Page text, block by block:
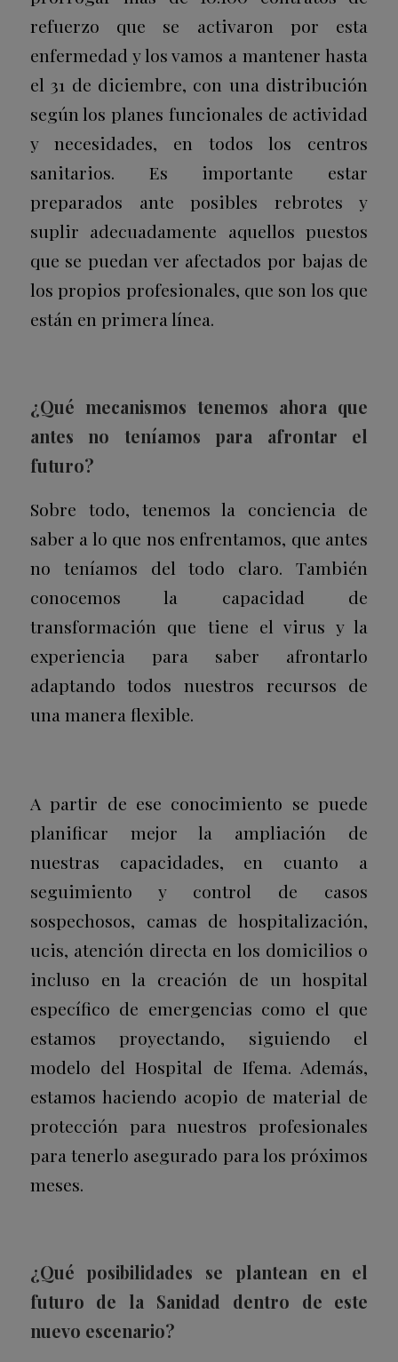
refuerzo que se activaron por esta
enfermedad y los vamos a mantener hasta
el 31 de diciembre, con una distribución
según los planes funcionales de actividad
y necesidades, en todos los centros
sanitarios. Es importante estar
preparados ante posibles rebrotes y
suplir adecuadamente aquellos puestos
que se puedan ver afectados por bajas de
los propios profesionales, que son los que
están en primera línea.
¿Qué mecanismos tenemos ahora que
antes no teníamos para afrontar el
futuro?
Sobre todo, tenemos la conciencia de
saber a lo que nos enfrentamos, que antes
no teníamos del todo claro. También
conocemos la capacidad de
transformación que tiene el virus y la
experiencia para saber afrontarlo
adaptando todos nuestros recursos de
una manera flexible.
A partir de ese conocimiento se puede
planificar mejor la ampliación de
nuestras capacidades, en cuanto a
seguimiento y control de casos
sospechosos, camas de hospitalización,
ucis, atención directa en los domicilios o
incluso en la creación de un hospital
específico de emergencias como el que
estamos proyectando, siguiendo el
modelo del Hospital de Ifema. Además,
estamos haciendo acopio de material de
protección para nuestros profesionales
para tenerlo asegurado para los próximos
meses.
¿Qué posibilidades se plantean en el
futuro de la Sanidad dentro de este
nuevo escenario?